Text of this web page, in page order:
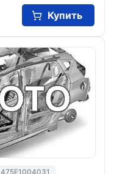
Купить
475E1004031